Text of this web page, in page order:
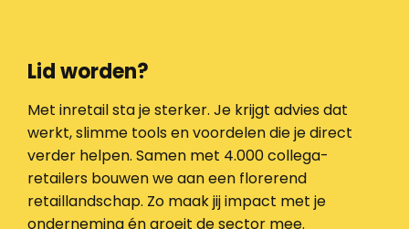
Lid worden?
Met inretail sta je sterker. Je krijgt advies dat
werkt, slimme tools en voordelen die je direct
verder helpen. Samen met 4.000 collega-
retailers bouwen we aan een florerend
retaillandschap. Zo maak jij impact met je
onderneming én groeit de sector mee.